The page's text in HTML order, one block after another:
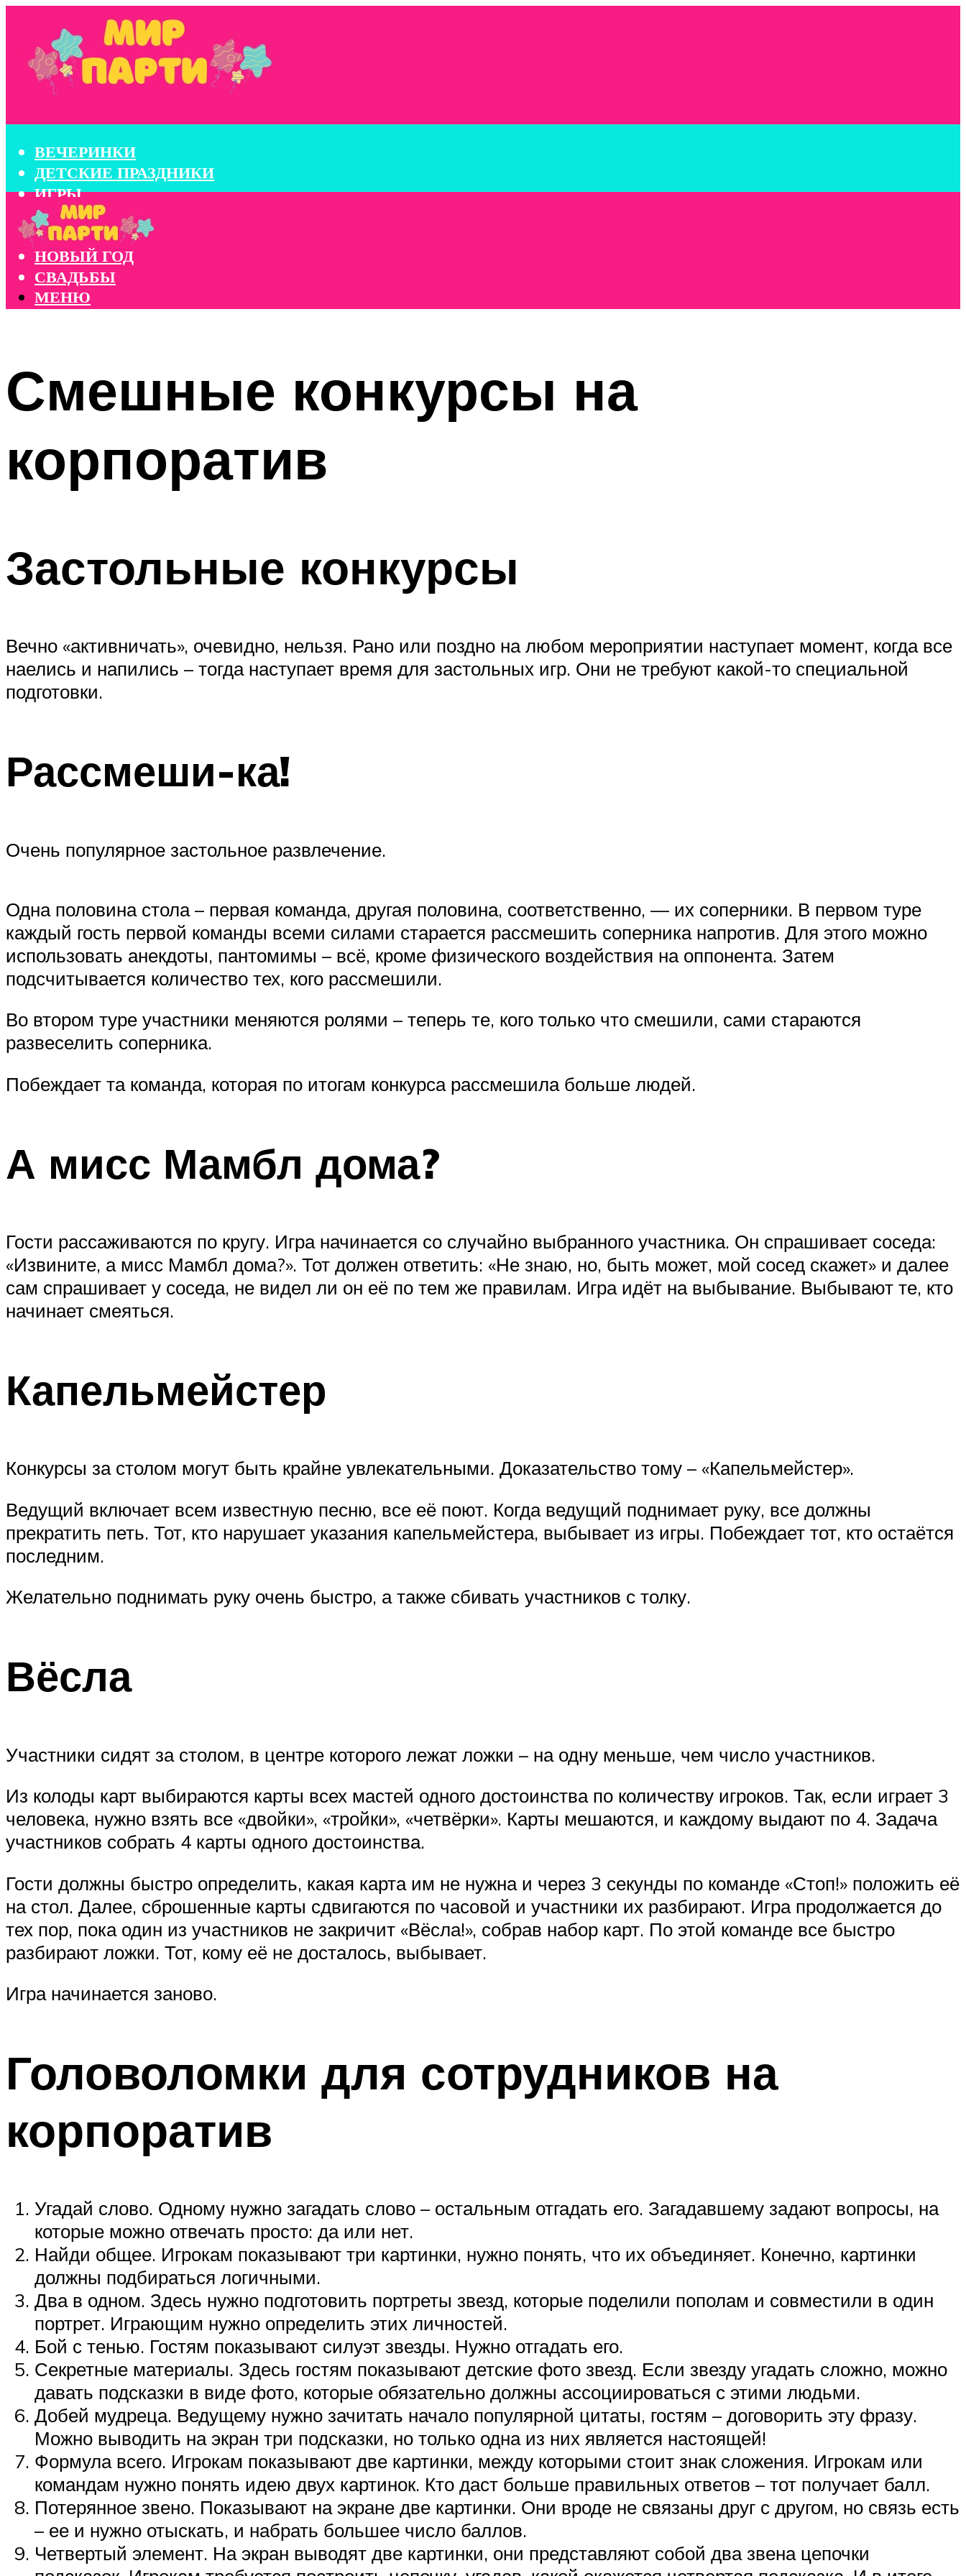
ВЕЧЕРИНКИ
ДЕТСКИЕ ПРАЗДНИКИ
ИГРЫ
КОНКУРСЫ
КОРПОРАТИВЫ
НОВЫЙ ГОД
СВАДЬБЫ
МЕНЮ
Смешные конкурсы на
корпоратив
Застольные конкурсы
Вечно «активничать», очевидно, нельзя. Рано или поздно на любом мероприятии наступает момент, когда все
наелись и напились – тогда наступает время для застольных игр. Они не требуют какой-то специальной
подготовки.
Рассмеши-ка!
Очень популярное застольное развлечение.
Одна половина стола – первая команда, другая половина, соответственно, — их соперники. В первом туре
каждый гость первой команды всеми силами старается рассмешить соперника напротив. Для этого можно
использовать анекдоты, пантомимы – всё, кроме физического воздействия на оппонента. Затем
подсчитывается количество тех, кого рассмешили.
Во втором туре участники меняются ролями – теперь те, кого только что смешили, сами стараются
развеселить соперника.
Побеждает та команда, которая по итогам конкурса рассмешила больше людей.
А мисс Мамбл дома?
Гости рассаживаются по кругу. Игра начинается со случайно выбранного участника. Он спрашивает соседа:
«Извините, а мисс Мамбл дома?». Тот должен ответить: «Не знаю, но, быть может, мой сосед скажет» и далее
сам спрашивает у соседа, не видел ли он её по тем же правилам. Игра идёт на выбывание. Выбывают те, кто
начинает смеяться.
Капельмейстер
Конкурсы за столом могут быть крайне увлекательными. Доказательство тому – «Капельмейстер».
Ведущий включает всем известную песню, все её поют. Когда ведущий поднимает руку, все должны
прекратить петь. Тот, кто нарушает указания капельмейстера, выбывает из игры. Побеждает тот, кто остаётся
последним.
Желательно поднимать руку очень быстро, а также сбивать участников с толку.
Вёсла
Участники сидят за столом, в центре которого лежат ложки – на одну меньше, чем число участников.
Из колоды карт выбираются карты всех мастей одного достоинства по количеству игроков. Так, если играет 3
человека, нужно взять все «двойки», «тройки», «четвёрки». Карты мешаются, и каждому выдают по 4. Задача
участников собрать 4 карты одного достоинства.
Гости должны быстро определить, какая карта им не нужна и через 3 секунды по команде «Стоп!» положить её
на стол. Далее, сброшенные карты сдвигаются по часовой и участники их разбирают. Игра продолжается до
тех пор, пока один из участников не закричит «Вёсла!», собрав набор карт. По этой команде все быстро
разбирают ложки. Тот, кому её не досталось, выбывает.
Игра начинается заново.
Головоломки для сотрудников на
корпоратив
Угадай слово. Одному нужно загадать слово – остальным отгадать его. Загадавшему задают вопросы, на
которые можно отвечать просто: да или нет.
Найди общее. Игрокам показывают три картинки, нужно понять, что их объединяет. Конечно, картинки
должны подбираться логичными.
Два в одном. Здесь нужно подготовить портреты звезд, которые поделили пополам и совместили в один
портрет. Играющим нужно определить этих личностей.
Бой с тенью. Гостям показывают силуэт звезды. Нужно отгадать его.
Секретные материалы. Здесь гостям показывают детские фото звезд. Если звезду угадать сложно, можно
давать подсказки в виде фото, которые обязательно должны ассоциироваться с этими людьми.
Добей мудреца. Ведущему нужно зачитать начало популярной цитаты, гостям – договорить эту фразу.
Можно выводить на экран три подсказки, но только одна из них является настоящей!
Формула всего. Игрокам показывают две картинки, между которыми стоит знак сложения. Игрокам или
командам нужно понять идею двух картинок. Кто даст больше правильных ответов – тот получает балл.
Потерянное звено. Показывают на экране две картинки. Они вроде не связаны друг с другом, но связь есть
– ее и нужно отыскать, и набрать большее число баллов.
Четвертый элемент. На экран выводят две картинки, они представляют собой два звена цепочки